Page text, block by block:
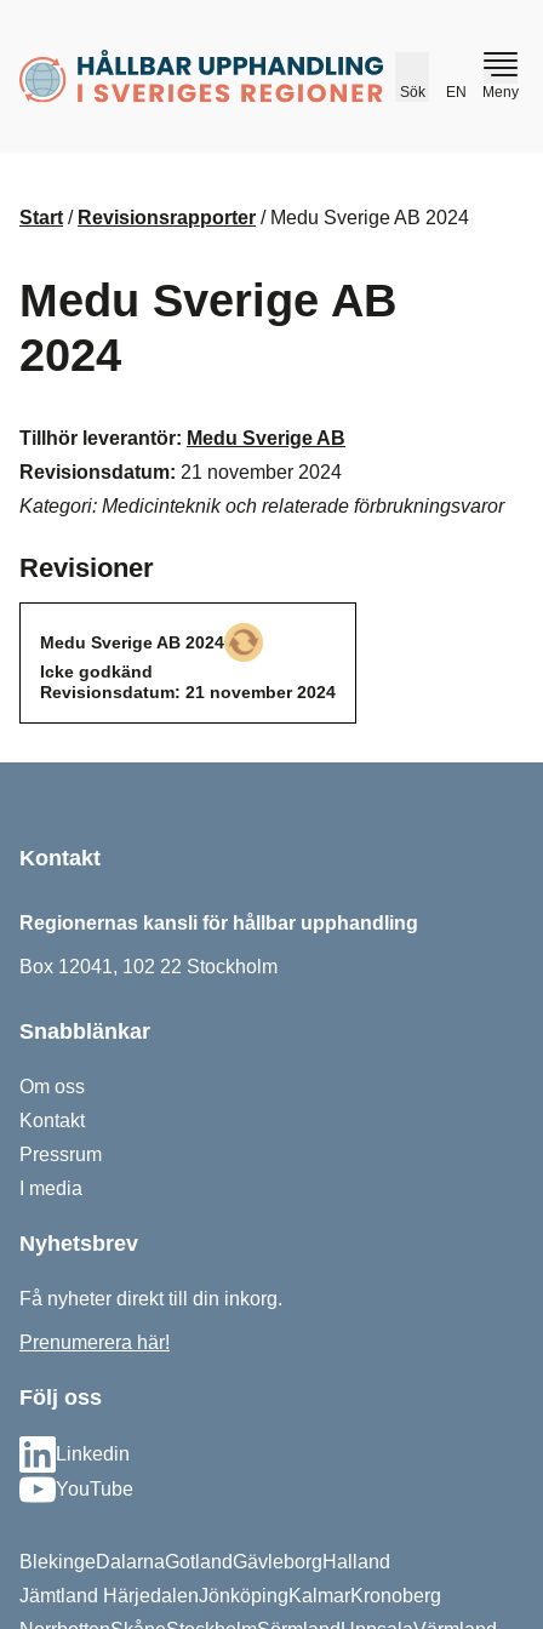
husr.se
Sök EN Meny
Start / Revisionsrapporter / Medu Sverige AB 2024
Medu Sverige AB
2024
Tillhör leverantör: Medu Sverige AB
Revisionsdatum: 21 november 2024
Kategori: Medicinteknik och relaterade förbrukningsvaror
Revisioner
Medu Sverige AB 2024
Icke godkänd
Icke godkänd
Revisionsdatum: 21 november 2024
Kontakt
Regionernas kansli för hållbar upphandling
Box 12041, 102 22 Stockholm
Snabblänkar
Om oss
Kontakt
Pressrum
I media
Nyhetsbrev
Få nyheter direkt till din inkorg.
Prenumerera här!
Följ oss
Linkedin
YouTube
BlekingeDalarnaGotlandGävleborgHalland
Jämtland HärjedalenJönköpingKalmarKronoberg